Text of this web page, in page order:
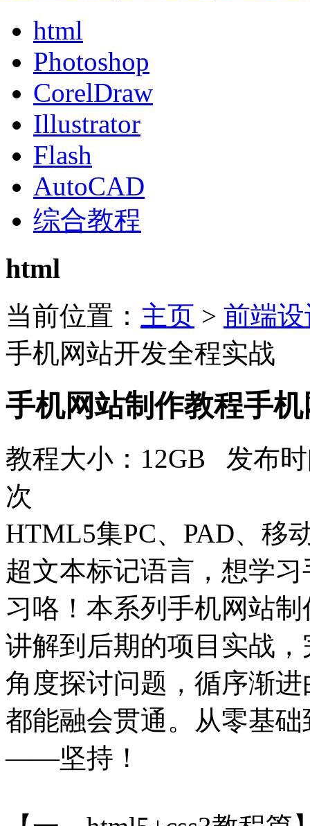
html
Photoshop
CorelDraw
Illustrator
Flash
AutoCAD
综合教程
html
当前位置： 主页 > 前端
手机网站开发全程实战
手机网站制作教程手
教程大小：12GB 发布
次
HTML5集PC、PAD、移
超文本标记语言，想学
习咯！本系列手机网站
讲解到后期的项目实战
角度探讨问题，循序渐
都能融会贯通。从零基
——坚持！